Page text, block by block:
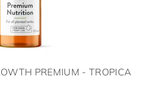
PREMIUM - TROPICA